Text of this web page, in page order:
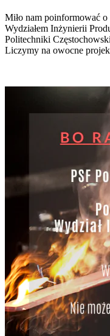
Miło nam poinformować
Wydziałem Inżynierii
Politechniki
Liczymy na owocne